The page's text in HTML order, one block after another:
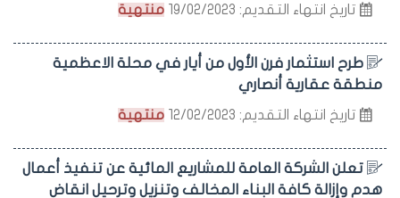
تاريخ انتهاء التقديم: 19/02/2023 منتهية
طرح استثمار فرن الأول من أيار في محلة الاعظمية
منطقة عقارية أنصاري
تاريخ انتهاء التقديم: 12/02/2023 منتهية
تعلن الشركة العامة للمشاريع المائية عن تنفيذ أعمال
هدم وإزالة كافة البناء المخالف وتنزيل وترحيل انقاض